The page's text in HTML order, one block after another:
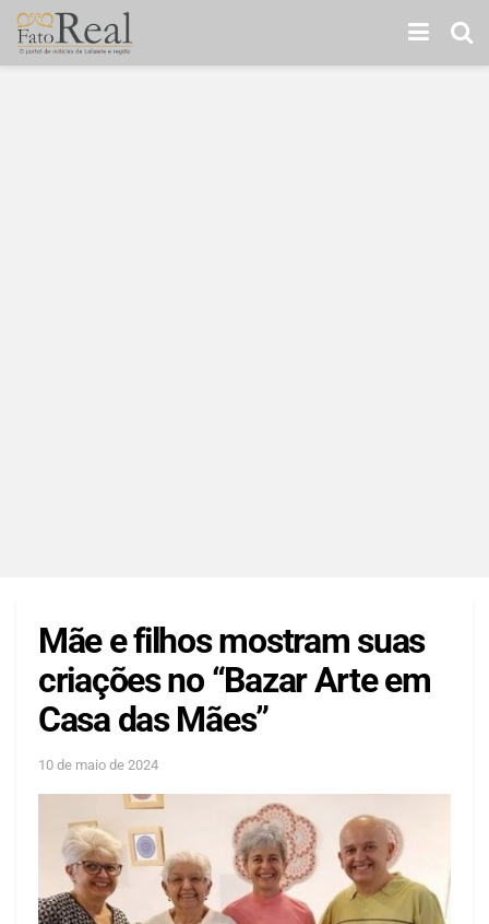
Mãe e filhos mostram suas
criações no “Bazar Arte em
Casa das Mães”
10 de maio de 2024